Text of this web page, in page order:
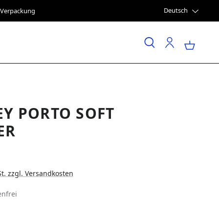
Deutsch
PORTO SOFT
zzgl. Versandkosten